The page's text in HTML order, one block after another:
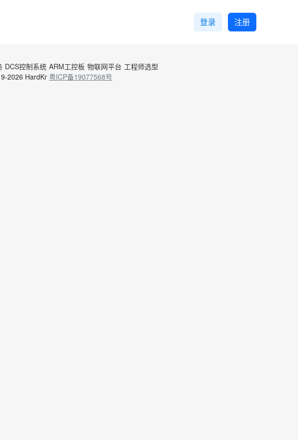
登录 注册
DCS控制系统 ARM工控板 物联网平台 工程师选型
2026 HardKr 粤ICP备19077568号